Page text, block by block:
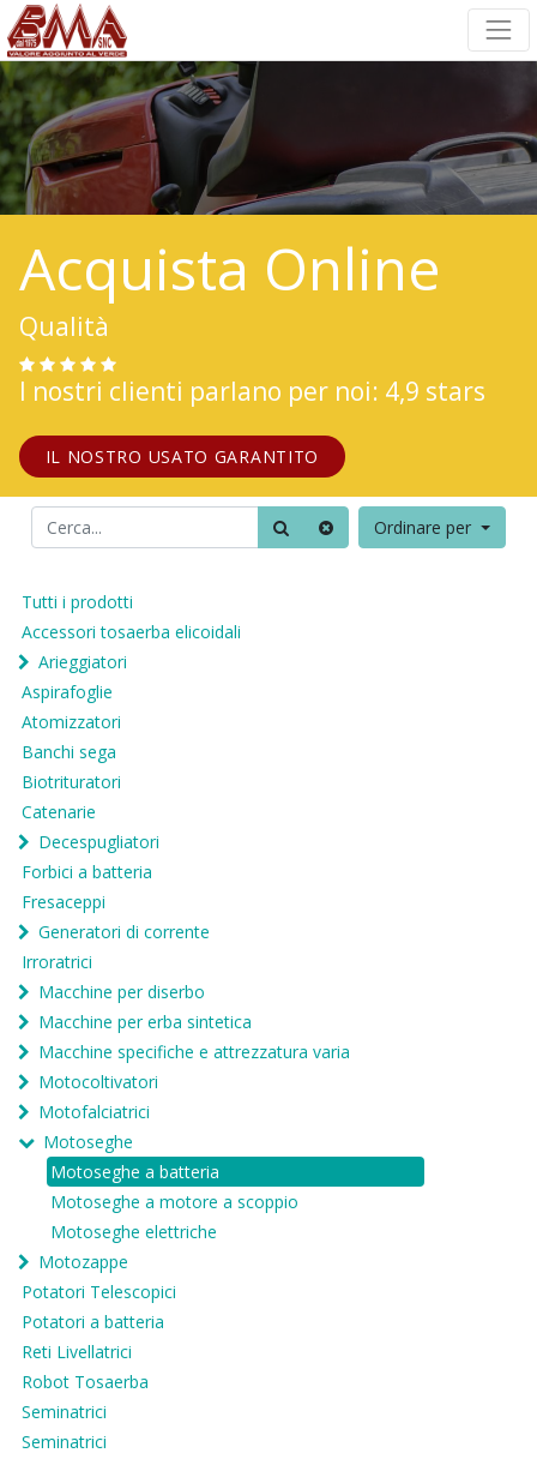
Acquista Online
Qualità
I nostri clienti parlano per noi: 4,9 stars
IL NOSTRO USATO GARANTITO
Ordinare per
Tutti i prodotti
Accessori tosaerba elicoidali
Arieggiatori
Aspirafoglie
Atomizzatori
Banchi sega
Biotrituratori
Catenarie
Decespugliatori
Forbici a batteria
Fresaceppi
Generatori di corrente
Irroratrici
Macchine per diserbo
Macchine per erba sintetica
Macchine specifiche e attrezzatura varia
Motocoltivatori
Motofalciatrici
Motoseghe
Motoseghe a batteria
Motoseghe a motore a scoppio
Motoseghe elettriche
Motozappe
Potatori Telescopici
Potatori a batteria
Reti Livellatrici
Robot Tosaerba
Seminatrici
Seminatrici